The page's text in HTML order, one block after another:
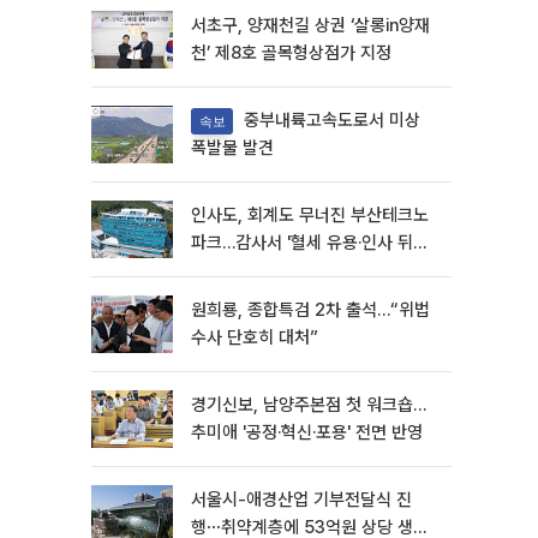
서초구, 양재천길 상권 ‘살롱in양재
천’ 제8호 골목형상점가 지정
속보
폭발물 발견
인사도, 회계도 무너진 부산테크노
파크…감사서 '혈세 유용·인사 뒤집
원희룡, 종합특검 2차 출석…“위법
수사 단호히 대처”
경기신보, 남양주본점 첫 워크숍…
추미애 '공정·혁신·포용' 전면 반영
서울시-애경산업 기부전달식 진
행⋯취약계층에 53억원 상당 생활